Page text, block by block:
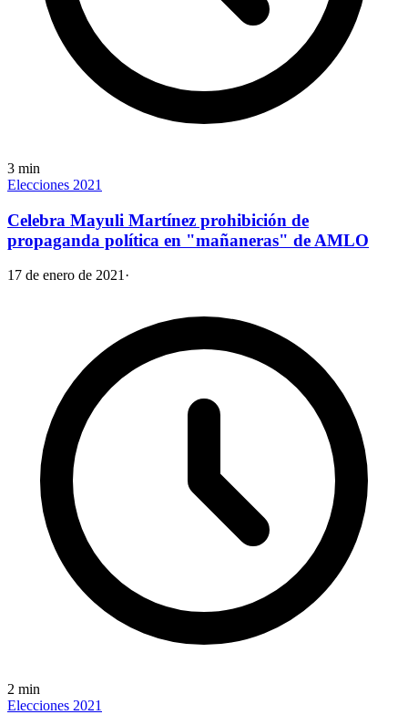
3 min
Elecciones 2021
Celebra Mayuli Martínez prohibición de
propaganda política en "mañaneras" de AMLO
17 de enero de 2021 ·
2 min
Elecciones 2021